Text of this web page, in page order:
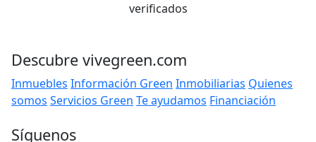
verificados
Descubre vivegreen.com
Inmuebles Información Green Inmobiliarias Quienes
somos Servicios Green Te ayudamos Financiación
Síguenos